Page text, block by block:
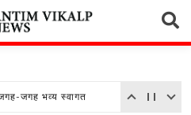
जगह भव्य स्वागत